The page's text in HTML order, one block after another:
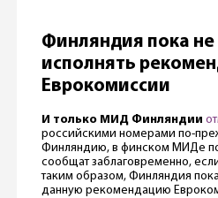
Финляндия пока не
исполнять
Еврокомиссии
И только МИД Финляндии
российскими номерами по-
Финляндию, в финском МИДе
сообщат заблаговременно,
таким образом, Финляндия пока
данную рекомендацию